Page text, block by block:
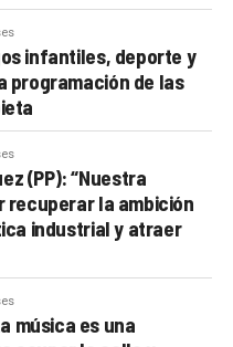
infantiles, deporte y
programación de las
(PP): “Nuestra
recuperar la ambición
industrial y atraer
música es una